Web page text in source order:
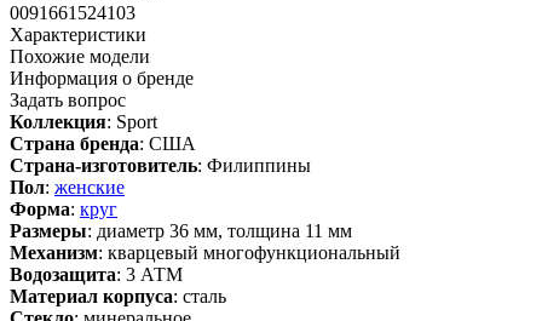
0091661524103
Характеристики
Похожие модели
Информация о бренде
Задать вопрос
Коллекция: Sport
Страна бренда: США
Страна-изготовитель: Филиппины
Пол: женские
Форма: круг
Размеры: диаметр 36 мм, толщина 11 мм
Механизм: кварцевый многофункциональный
Водозащита: 3 АТМ
Материал корпуса: сталь